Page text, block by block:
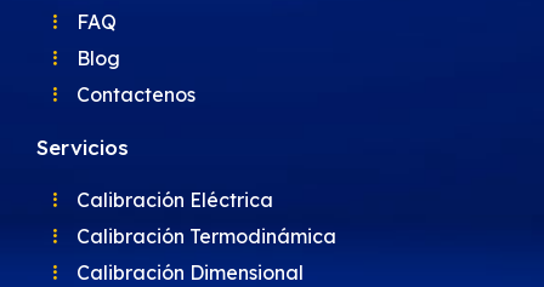
FAQ
Blog
Contactenos
Servicios
Calibración Eléctrica
Calibración Termodinámica
Calibración Dimensional